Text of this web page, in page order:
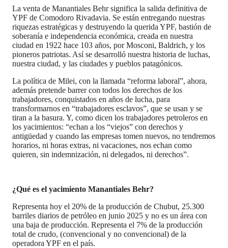
La venta de Manantiales Behr significa la salida definitiva de
YPF de Comodoro Rivadavia. Se están entregando nuestras
riquezas estratégicas y destruyendo la querida YPF, bastión de
soberanía e independencia económica, creada en nuestra
ciudad en 1922 hace 103 años, por Mosconi, Baldrich, y los
pioneros patriotas. Así se desarrolló nuestra historia de luchas,
nuestra ciudad, y las ciudades y pueblos patagónicos.
La política de Milei, con la llamada “reforma laboral”, ahora,
además pretende barrer con todos los derechos de los
trabajadores, conquistados en años de lucha, para
transformarnos en “trabajadores esclavos”, que se usan y se
tiran a la basura. Y, como dicen los trabajadores petroleros en
los yacimientos: “echan a los “viejos” con derechos y
antigüedad y cuando las empresas tomen nuevos, no tendremos
horarios, ni horas extras, ni vacaciones, nos echan como
quieren, sin indemnización, ni delegados, ni derechos”.
¿Qué es el yacimiento Manantiales Behr?
Representa hoy el 20% de la producción de Chubut, 25.300
barriles diarios de petróleo en junio 2025 y no es un área con
una baja de producción. Representa el 7% de la producción
total de crudo, (convencional y no convencional) de la
operadora YPF en el país.